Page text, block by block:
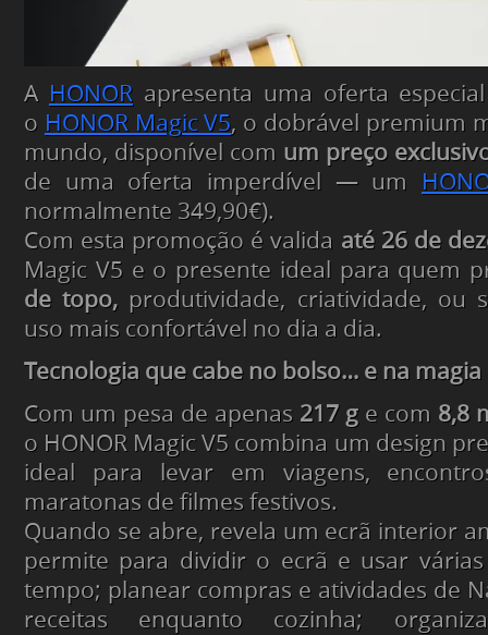
A HONORapresenta uma oferta
o HONOR Magic V5, o dobrável premium
mundo, disponível com um preço
de uma oferta imperdível — um
normalmente 349,90€).
Com esta promoção é valida até 26 de
Magic V5 e o presente ideal para quem
de topo, produtividade, criatividade, ou
uso mais confortável no dia a dia.
Tecnologia que cabe no bolso… e na
Com um pesa de apenas 217 ge com 8,8
o HONOR Magic V5 combina um design
ideal para levar em viagens,
maratonas de filmes festivos.
Quando se abre, revela um ecrã interior
permite para dividir o ecrã e usar
tempo; planear compras e atividades de
receitas enquanto cozinha;